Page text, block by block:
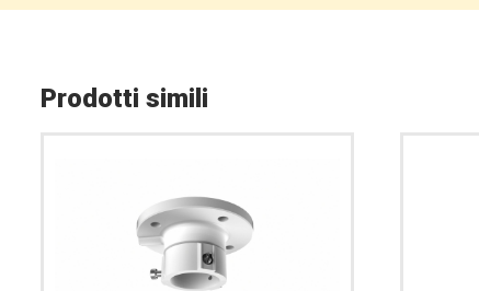
Prodotti simili